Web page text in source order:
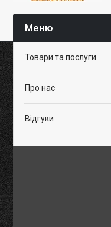
Товари та послуги
Про нас
Відгуки